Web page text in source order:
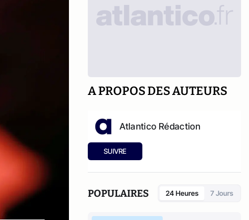
A PROPOS DES AUTEURS
Atlantico Rédaction
SUIVRE
POPULAIRES 24 Heures 7 Jours